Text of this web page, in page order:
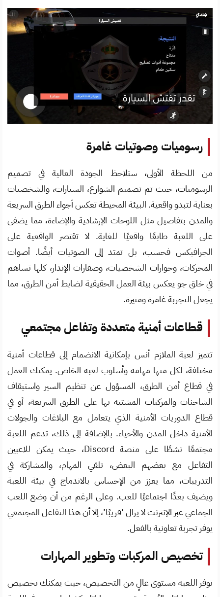
رسوميات وصوتيات غامرة
من اللحظة الأولى، ستلاحظ الجودة العالية في تصميم
الرسوميات، حيث تم تصميم الشوارع، السيارات، والشخصيات
بعناية لتبدو واقعية. البيئة المحيطة تعكس أجواء الطرق السريعة
والمدن بتفاصيل مثل اللوحات الإرشادية والإضاءة، مما يضفي
على اللعبة طابعًا واقعيًا للغاية. لا تقتصر الواقعية على
الجرافيكس فحسب، بل تمتد إلى الصوتيات أيضًا. أصوات
المحركات، وحوارات الشخصيات، وصفارات الإنذار، كلها تساهم
في خلق جو يعكس بيئة العمل الحقيقية لضابط أمن الطرق، مما
يجعل التجربة غامرة ومثيرة.
قطاعات أمنية متعددة وتفاعل مجتمعي
تتميز لعبة الملازم أنس بإمكانية الانضمام إلى قطاعات أمنية
مختلفة، لكل منها مهامه وأسلوب لعبه الخاص. يمكنك العمل
في قطاع أمن الطرق، المسؤول عن تنظيم السير واستيقاف
الشاحنات والمركبات المشتبه بها على الطرق السريعة، أو في
قطاع الدوريات الأمنية الذي يتعامل مع البلاغات والجولات
الأمنية داخل المدن والأحياء. بالإضافة إلى ذلك، تدعم اللعبة
مجتمعًا نشطًا على منصة Discord، حيث يمكن للاعبين
التفاعل مع بعضهم البعض، تلقي المهام، والمشاركة في
التدريبات، مما يعزز من الإحساس بالاندماج في بيئة اللعبة
ويضيف بعدًا اجتماعيًا للعب. وعلى الرغم من أن وضع اللعب
الجماعي عبر الإنترنت لا يزال ‘قريبًا’، إلا أن هذا التفاعل المجتمعي
يوفر تجربة تعاونية بالفعل.
تخصيص المركبات وتطوير المهارات
توفر اللعبة مستوى عالٍ من التخصيص، حيث يمكنك تخصيص